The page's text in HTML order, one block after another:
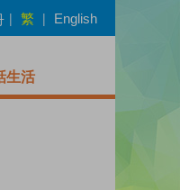
| 繁 | English
生活